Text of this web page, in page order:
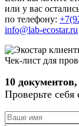
или у вас
по телефону:
info@lab-ecostar.ru
Чек-лист для
10
Проверьте